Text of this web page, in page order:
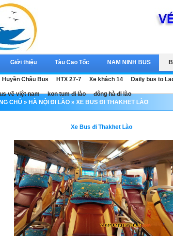
Giới thiệu Tàu Cao Tốc NAM NINH BUS
Huyền Châu Bus HTX 27-7 Xe khách 14 Daily bus to
về việt nam kon tum đi lào đông hà đi lào
CHỦ » HÀ NỘI ĐI LÀO » XE BUS ĐI THAKHET LÀO
Xe Bus đi Thakhet Lào